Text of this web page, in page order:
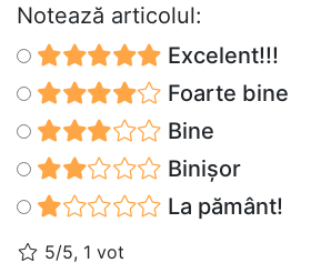
Notează articolul:
Excelent!!!
Foarte bine
Bine
Binișor
La pământ!
5/5, 1 vot